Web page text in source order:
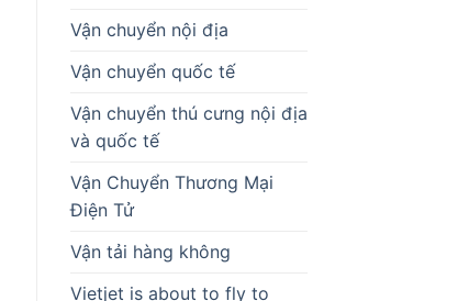
Vận chuyển nội địa
Vận chuyển quốc tế
Vận chuyển thú cưng nội địa
và quốc tế
Vận Chuyển Thương Mại
Điện Tử
Vận tải hàng không
Vietjet is about to fly to